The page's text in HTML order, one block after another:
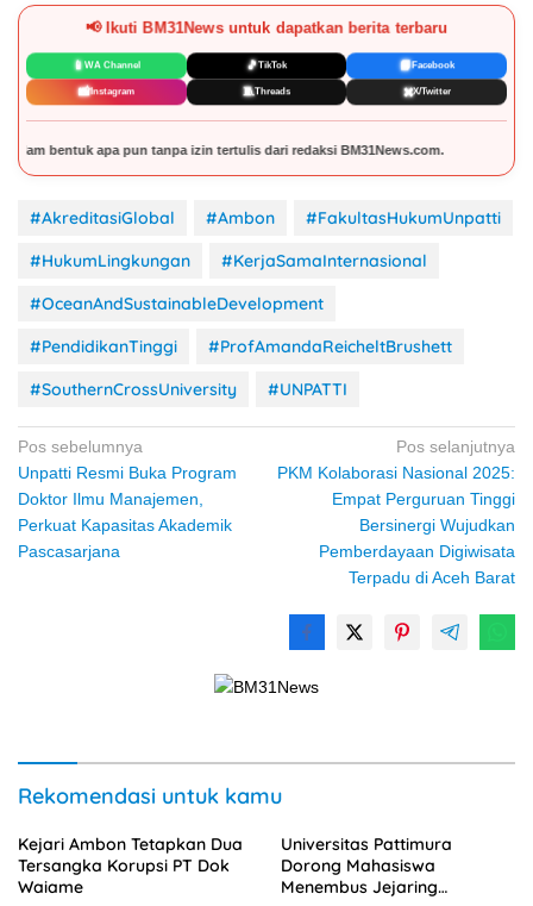
📢 Ikuti BM31News untuk dapatkan berita terbaru
📱WA Channel 🎵TikTok 📘Facebook
📸Instagram 🧵Threads ✖️X/Twitter
tertulis dari redaksi BM31News.com.
#AkreditasiGlobal #Ambon
#FakultasHukumUnpatti
#HukumLingkungan
#KerjaSamaInternasional
#OceanAndSustainableDevelopment
#PendidikanTinggi
#ProfAmandaReicheltBrushett
#SouthernCrossUniversity
#UNPATTI
Navigasi
pos
Pos sebelumnya
Unpatti Resmi Buka Program
Doktor Ilmu Manajemen,
Perkuat Kapasitas Akademik
Pascasarjana
Pos selanjutnya
PKM Kolaborasi Nasional 2025:
Empat Perguruan Tinggi
Bersinergi Wujudkan
Pemberdayaan Digiwisata
Terpadu di Aceh Barat
Rekomendasi untuk kamu
Tersangka Korupsi PT Dok
Waiame
Dorong Mahasiswa
Menembus Jejaring
Akademik Global Lewat